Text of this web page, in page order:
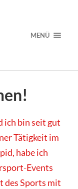
MENÜ
ich bin seit gut
Tätigkeit im
habe ich
Events
des Sports mit